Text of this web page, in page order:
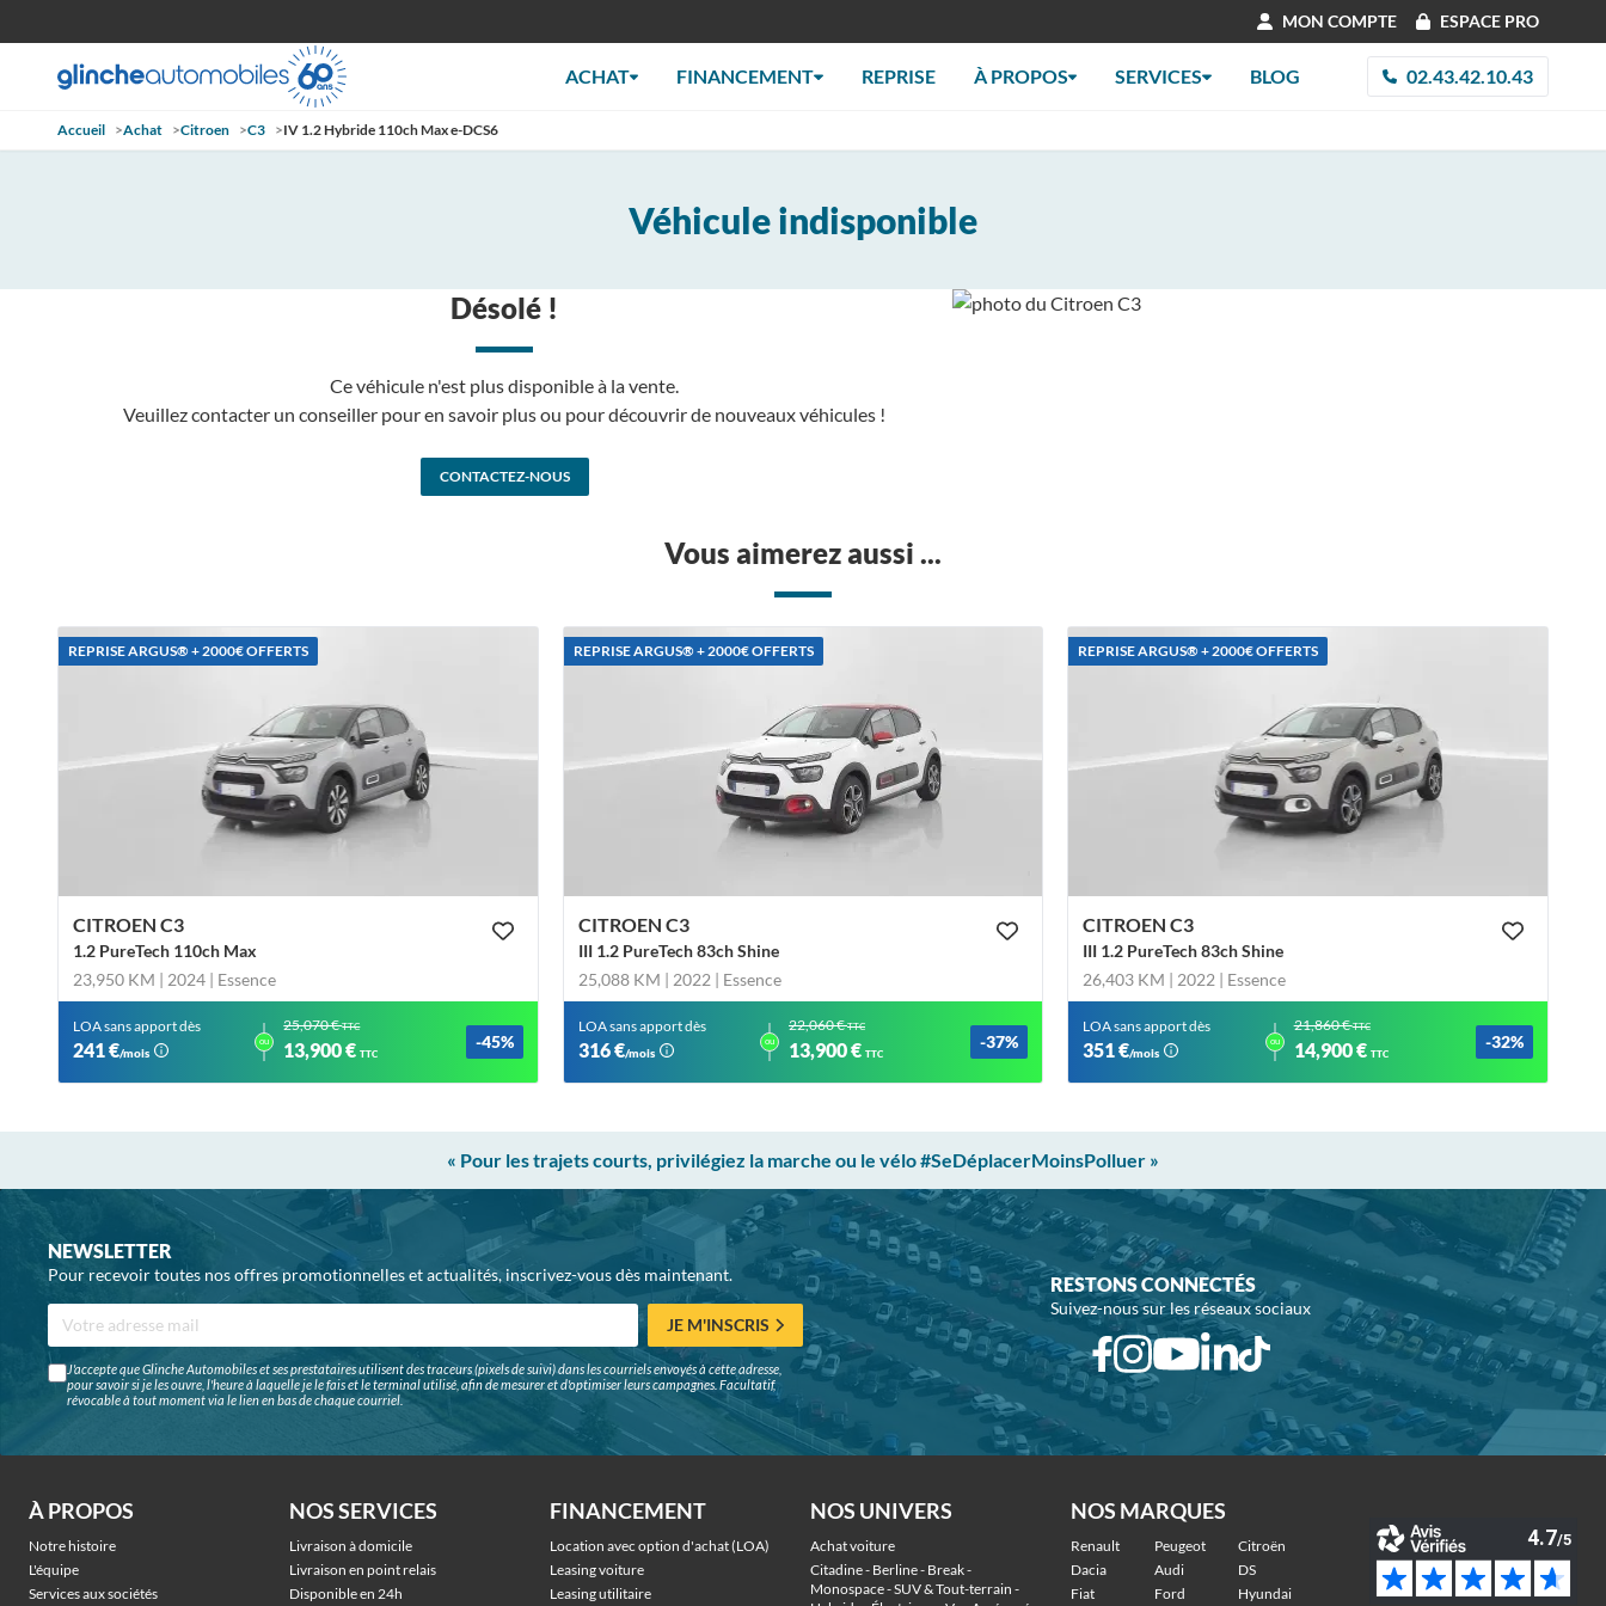
MON COMPTE ESPACE PRO
ACHAT FINANCEMENT REPRISE À PROPOS SERVICES BLOG 02.43.42.10.43
Accueil >Achat >Citroen >C3 >IV 1.2 Hybride 110ch Max e-DCS6
Véhicule indisponible
Désolé !
Ce véhicule n'est plus disponible à la vente.
Veuillez contacter un conseiller pour en savoir plus ou pour découvrir de nouveaux véhicules !
CONTACTEZ-NOUS
Vous aimerez aussi ...
REPRISE ARGUS®️ + 2000€ OFFERTS
CITROEN C3
1.2 PureTech 110ch Max
23,950 KM | 2024 | Essence
LOA sans apport dès
241 €/mois
ou
25,070 €TTC
13,900 €TTC
-45%
REPRISE ARGUS®️ + 2000€ OFFERTS
CITROEN C3
III 1.2 PureTech 83ch Shine
25,088 KM | 2022 | Essence
LOA sans apport dès
316 €/mois
ou
22,060 €TTC
13,900 € TTC
-37%
REPRISE ARGUS®️ + 2000€ OFFERTS
CITROEN C3
III 1.2 PureTech 83ch Shine
26,403 KM | 2022 | Essence
LOA sans apport dès
351 €/mois
ou
21,860 €TTC
14,900 € TTC
-32%
« Pour les trajets courts, privilégiez la marche ou le vélo #SeDéplacerMoinsPolluer »
NEWSLETTER
Pour recevoir toutes nos offres promotionnelles et actualités, inscrivez-vous dès maintenant.
JE M'INSCRIS
J'accepte que Glinche Automobiles et ses prestataires utilisent des traceurs (pixels de suivi) dans les courriels envoyés à cette adresse,
pour savoir si je les ouvre, l'heure à laquelle je le fais et le terminal utilisé, afin de mesurer et d'optimiser leurs campagnes. Facultatif,
révocable à tout moment via le lien en bas de chaque courriel.
RESTONS CONNECTÉS
Suivez-nous sur les réseaux sociaux
À PROPOS
Notre histoire
L'équipe
Services aux sociétés
NOS SERVICES
Livraison à domicile
Livraison en point relais
Disponible en 24h
FINANCEMENT
Location avec option d'achat (LOA)
Leasing voiture
Leasing utilitaire
NOS UNIVERS
Achat voiture
Citadine - Berline - Break -
Monospace - SUV & Tout-terrain -
NOS MARQUES
Renault Peugeot
Citroën
Dacia
Audi
DS
Fiat
Ford Hyundai